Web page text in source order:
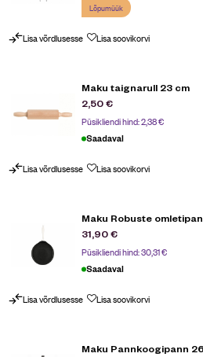
Lõpumüük
Lisa võrdlusesse Lisa soovikorvi
Maku taignarull 23 cm
2,50€
Püsikliendi hind:2,38€
Saadaval
Lisa võrdlusesse Lisa soovikorvi
Maku Robuste
31,90€
Püsikliendi hind:30,31€
Saadaval
Lisa võrdlusesse Lisa soovikorvi
Maku Pannkoogipann